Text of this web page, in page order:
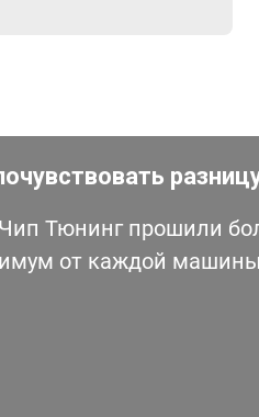
Тюнинг прошили
от каждой